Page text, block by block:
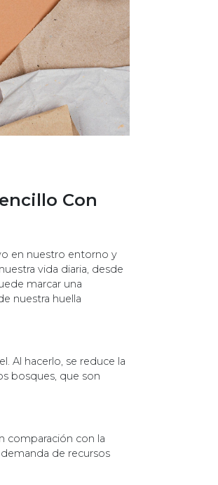
Con
en nuestro entorno y
vida diaria, desde
marcar una
nuestra huella
Al hacerlo, se reduce la
bosques, que son
comparación con la
de recursos